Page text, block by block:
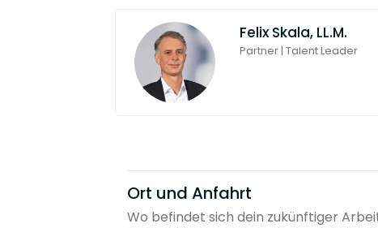
Felix Skala, LL.M.
Partner | Talent Leader
Ort und Anfahrt
Wo befindet sich dein zukünftiger